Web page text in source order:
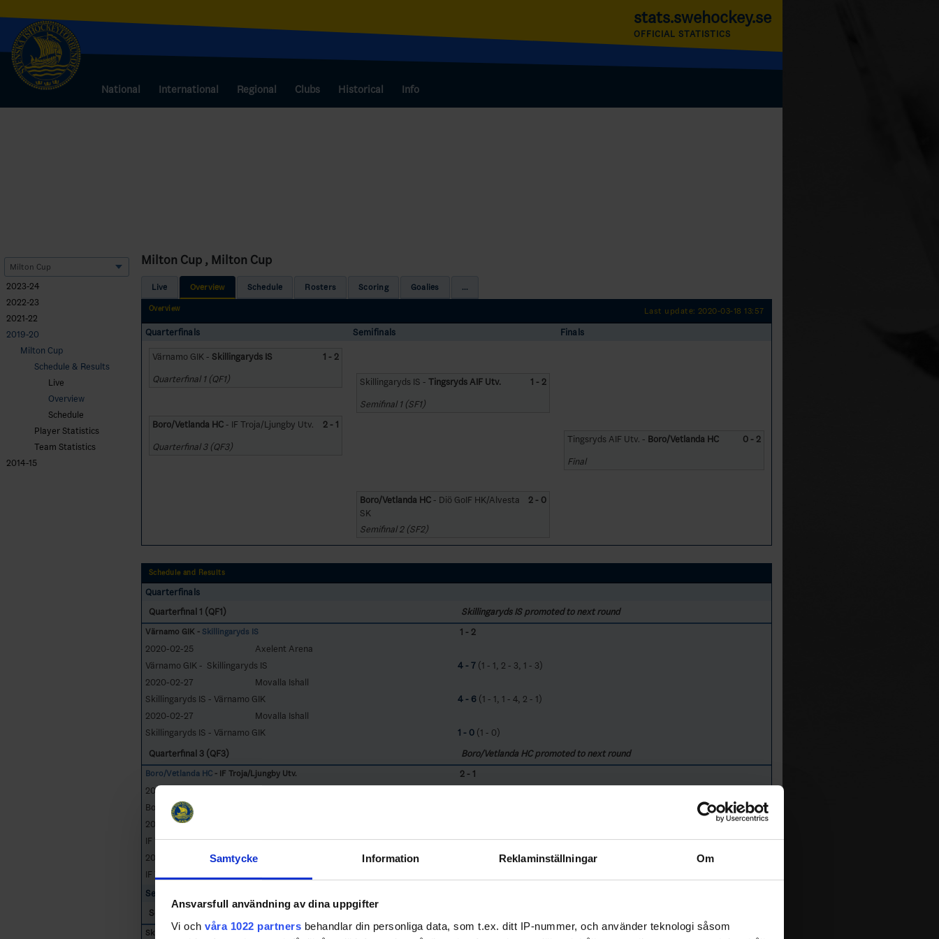
Samtycke Information Reklaminställningar Om
Ansvarsfull användning av dina uppgifter
Vi och våra 1022 partners behandlar din personliga data, som t.ex. ditt IP-nummer, och använder teknologi såsom
National International Regional Clubs Historical Info
stats.swehockey.se
OFFICIAL STATISTICS
2023-24
2022-23
2021-22
2019-20
Milton Cup
Schedule & Results
Live
Overview
Schedule
Player Statistics
Team Statistics
2014-15
Milton Cup , Milton Cup
Live Overview Schedule Rosters Scoring Goalies ...
Overview Last update: 2020-03-18 13:57
Quarterfinals
Värnamo GIK - Skillingaryds IS
1 - 2
Quarterfinal 1 (QF1)
Boro/Vetlanda HC- IF Troja/Ljungby Utv.
2 - 1
Quarterfinal 3 (QF3)
Semifinals
Skillingaryds IS - Tingsryds AIF Utv.
1 - 2
Semifinal 1 (SF1)
Boro/Vetlanda HC- Diö GoIF HK/Alvesta
SK
2 - 0
Semifinal 2 (SF2)
Finals
Tingsryds AIF Utv. - Boro/Vetlanda HC
0 - 2
Final
Schedule and Results
Quarterfinals
Quarterfinal 1 (QF1)
Skillingaryds IS promoted to next round
Värnamo GIK - Skillingaryds IS
1 - 2
2020-02-25
Axelent Arena
Värnamo GIK - Skillingaryds IS
4 - 7(1 - 1, 2 - 3, 1 - 3)
2020-02-27
Movalla Ishall
Skillingaryds IS - Värnamo GIK
4 - 6(1 - 1, 1 - 4, 2 - 1)
2020-02-27
Movalla Ishall
Skillingaryds IS - Värnamo GIK
1 - 0(1 - 0)
Quarterfinal 3 (QF3)
Boro/Vetlanda HC promoted to next round
Boro/Vetlanda HC- IF Troja/Ljungby Utv.
2 - 1
2020-02-25
Boro/Vetlanda HC - IF Troja/Ljungby Utv.
57
2020-03-01
IF Troja/Ljungby Utv. - Boro/Vetlanda HC
5 - 4(1 - 1, 1 - 3, 2 - 0, 1 - 0)
100
2020-03-01
Ljungby Arena A-hallen
IF Troja/Ljungby Utv. - Boro/Vetlanda HC
Semifinals
Semifinal 1 (SF1)
Skillingaryds IS -Tingsryds AIF Utv.
1 - 2